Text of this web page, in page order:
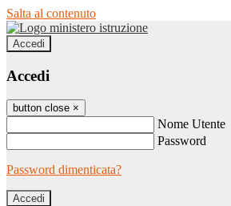
Salta al contenuto
Accedi
Accedi
button close ×
Nome Utente
Password
Password dimenticata?